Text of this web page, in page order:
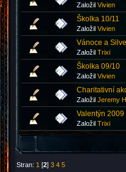
Založil Vivien
Školka 10/11
Založil Vivien
Vánoce a
Založil Trixi
Školka 09/10
Založil Vivien
Charitativní
Založil Jeremy
Valentýn 2009
Založil Trixi
Stran: 1 [2]3 4 5